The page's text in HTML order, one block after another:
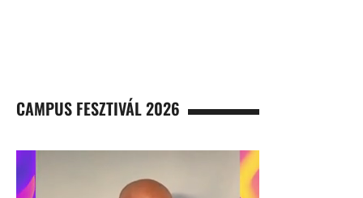
CAMPUS FESZTIVÁL 2026